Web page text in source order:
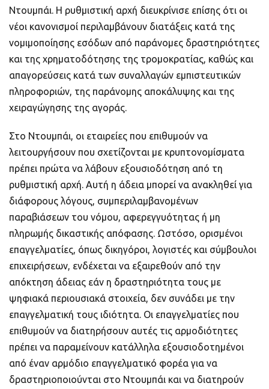
Ντουμπάι. Η ρυθμιστική αρχή διευκρίνισε επίσης ότι οι
νέοι κανονισμοί περιλαμβάνουν διατάξεις κατά της
νομιμοποίησης εσόδων από παράνομες δραστηριότητες
και της χρηματοδότησης της τρομοκρατίας, καθώς και
απαγορεύσεις κατά των συναλλαγών εμπιστευτικών
πληροφοριών, της παράνομης αποκάλυψης και της
χειραγώγησης της αγοράς.
Στο Ντουμπάι, οι εταιρείες που επιθυμούν να
λειτουργήσουν που σχετίζονται με κρυπτονομίσματα
πρέπει πρώτα να λάβουν εξουσιοδότηση από τη
ρυθμιστική αρχή. Αυτή η άδεια μπορεί να ανακληθεί για
διάφορους λόγους, συμπεριλαμβανομένων
παραβιάσεων του νόμου, αφερεγγυότητας ή μη
πληρωμής δικαστικής απόφασης. Ωστόσο, ορισμένοι
επαγγελματίες, όπως δικηγόροι, λογιστές και σύμβουλοι
επιχειρήσεων, ενδέχεται να εξαιρεθούν από την
απόκτηση άδειας εάν η δραστηριότητα τους με
ψηφιακά περιουσιακά στοιχεία, δεν συνάδει με την
επαγγελματική τους ιδιότητα. Οι επαγγελματίες που
επιθυμούν να διατηρήσουν αυτές τις αρμοδιότητες
πρέπει να παραμείνουν κατάλληλα εξουσιοδοτημένοι
από έναν αρμόδιο επαγγελματικό φορέα για να
δραστηριοποιούνται στο Ντουμπάι και να διατηρούν